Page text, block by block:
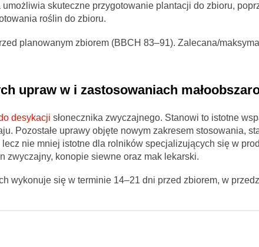
skuteczne przygotowanie plantacji do zbioru,
roślin do zbioru.
planowanym zbiorem (BBCH 83–91). Zalecana/
upraw w i zastosowaniach
desykacji słonecznika zwyczajnego. Stanowi to istotne
Pozostałe uprawy objęte nowym zakresem stosowania,
nie mniej istotne dla rolników specjalizujących się w
zwyczajny, konopie siewne oraz mak lekarski.
wykonuje się w terminie 14–21 dni przed zbiorem, w